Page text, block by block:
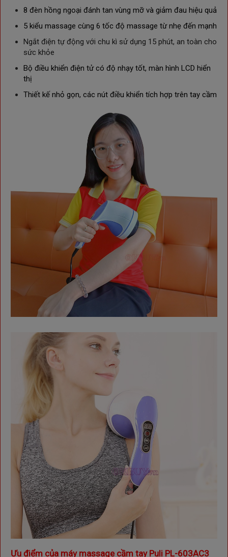
8 đèn hồng ngoại đánh tan vùng mỡ và giảm đau hiệu quả
5 kiểu massage cùng 6 tốc độ massage từ nhẹ đến mạnh
Ngắt điện tự động với chu kì sử dụng 15 phút, an toàn cho
sức khỏe
Bộ điều khiển điện tử có độ nhạy tốt, màn hình LCD hiển
thị
Thiết kế nhỏ gọn, các nút điều khiển tích hợp trên tay cầm
Ưu điểm của máy massage cầm tay Puli PL-603AC3